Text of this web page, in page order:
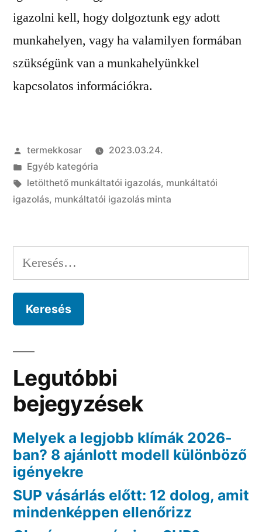
igazolni kell, hogy dolgoztunk egy adott
munkahelyen, vagy ha valamilyen formában
szükségünk van a munkahelyünkkel
kapcsolatos információkra.
Szerző:
termekkosar
2023.03.24.
Kategória:
Egyéb kategória
Címke:
letölthető munkáltatói igazolás, munkáltatói
igazolás, munkáltatói igazolás minta
Keresés:
Legutóbbi
bejegyzések
Melyek a legjobb klímák 2026-
ban? 8 ajánlott modell különböző
igényekre
SUP vásárlás előtt: 12 dolog, amit
mindenképpen ellenőrizz